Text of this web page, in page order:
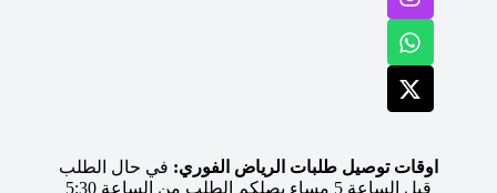
اوقات توصيل طلبات الرياض الفوري: في حال الطلب
قبل الساعة 5 مساء يصلكم الطلب من الساعة 5:30